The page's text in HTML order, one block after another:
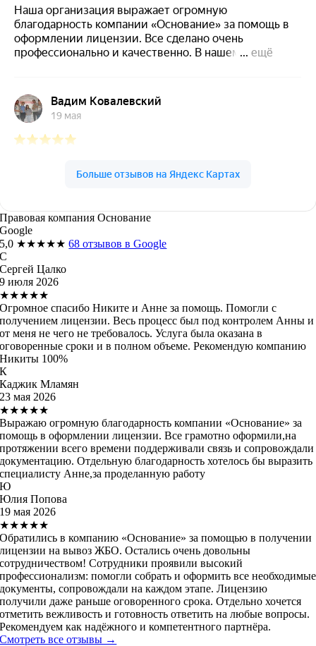
Правовая компания Основание
Google
5,0 ★★★★★68 отзывов в Google
С
Сергей Цалко
9 июля 2026
★★★★★
Огромное спасибо Никите и Анне за помощь. Помогли с
получением лицензии. Весь процесс был под контролем Анны и
от меня не чего не требовалось. Услуга была оказана в
оговоренные сроки и в полном объеме. Рекомендую компанию
Никиты 100%
К
Каджик Мламян
23 мая 2026
★★★★★
Выражаю огромную благодарность компании «Основание» за
помощь в оформлении лицензии. Все грамотно оформили,на
протяжении всего времени поддерживали связь и сопровождали
документацию. Отдельную благодарность хотелось бы выразить
специалисту Анне,за проделанную работу
Ю
Юлия Попова
19 мая 2026
★★★★★
Обратились в компанию «Основание» за помощью в получении
лицензии на вывоз ЖБО. Остались очень довольны
сотрудничеством! Сотрудники проявили высокий
профессионализм: помогли собрать и оформить все необходимые
документы, сопровождали на каждом этапе. Лицензию
получили даже раньше оговоренного срока. Отдельно хочется
отметить вежливость и готовность ответить на любые вопросы.
Рекомендуем как надёжного и компетентного партнёра.
Смотреть все отзывы →